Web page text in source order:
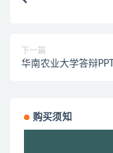
下一篇
华南农业大学答辩PPT
购买须知